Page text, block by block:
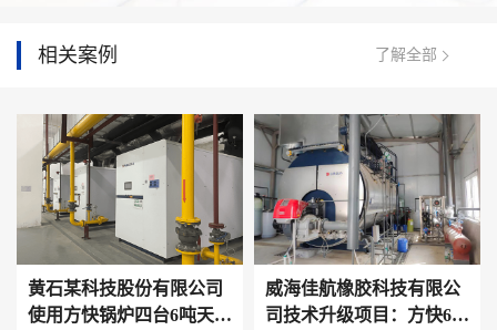
相关案例 了解全部
黄石某科技股份有限公司
使用方快锅炉四台6吨天然
威海佳航橡胶科技有限公
司技术升级项目：方快6吨